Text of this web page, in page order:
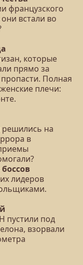
французского
встали во
которые
прямо за
Полная
плечи:
на
в
лидеров
пустили под
взорвали